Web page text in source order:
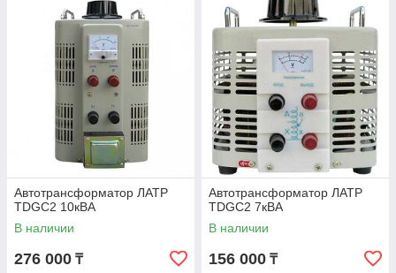
Автотрансформатор ЛАТР
TDGC2 10кВА
В наличии
276 000 ₸
Автотрансформатор ЛАТР
TDGC2 7кВА
В наличии
156 000 ₸